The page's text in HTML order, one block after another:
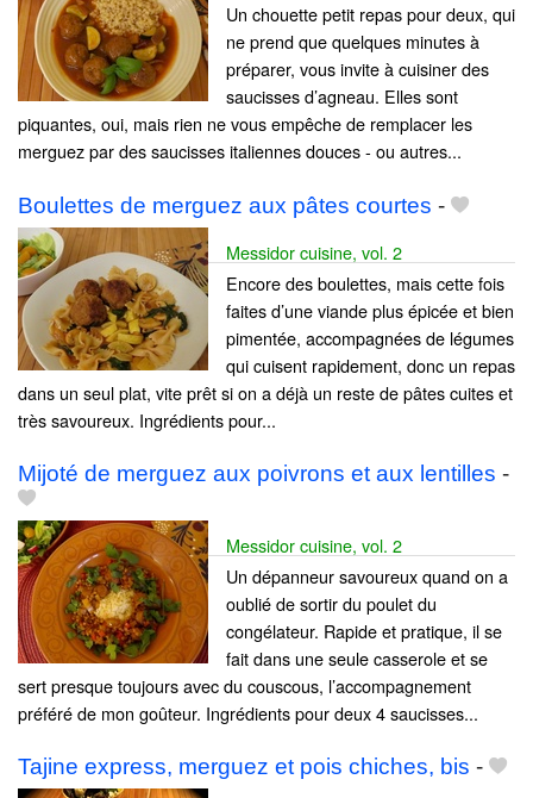
Un chouette petit repas pour deux, qui
ne prend que quelques minutes à
préparer, vous invite à cuisiner des
saucisses d’agneau. Elles sont
piquantes, oui, mais rien ne vous empêche de remplacer les
merguez par des saucisses italiennes douces - ou autres...
Boulettes de merguez aux pâtes courtes -
Messidor cuisine, vol. 2
Encore des boulettes, mais cette fois
faites d’une viande plus épicée et bien
pimentée, accompagnées de légumes
qui cuisent rapidement, donc un repas
dans un seul plat, vite prêt si on a déjà un reste de pâtes cuites et
très savoureux. Ingrédients pour...
Mijoté de merguez aux poivrons et aux lentilles -
Messidor cuisine, vol. 2
Un dépanneur savoureux quand on a
oublié de sortir du poulet du
congélateur. Rapide et pratique, il se
fait dans une seule casserole et se
sert presque toujours avec du couscous, l’accompagnement
préféré de mon goûteur. Ingrédients pour deux 4 saucisses...
Tajine express, merguez et pois chiches, bis -